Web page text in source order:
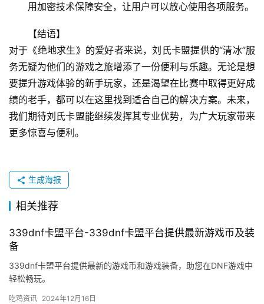
用加密技术保障安全，让用户可以放心使用各项服务。
【结语】
对于《绝地求生》的爱好者来说，刘氏卡盟提供的“清冰”服
务无疑为他们的游戏之旅增添了一份便利与乐趣。无论是想
要提升游戏体验的新手玩家，还是渴望在比赛中取得更好成
绩的老手，都可以在这里找到适合自己的解决方案。未来，
我们期待刘氏卡盟能继续发挥其专业优势，为广大玩家带来
更多惊喜与便利。
生成海报
相关推荐
339dnf卡盟平台-339dnf卡盟平台提供最新游戏币及装
备
339dnf卡盟平台提供最新的游戏币和游戏装备，助您在DNF游戏中
轻松畅玩。
吃鸡资讯 2024年12月16日